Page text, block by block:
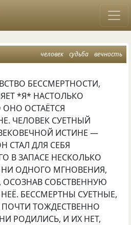
человек судьба вечность
БЕССМЕРТНОСТИ,
*Я* НАСТОЛЬКО
ОСТАЁТСЯ
ЧЕЛОВЕК СУЕТНЫЙ
ИСТИНЕ —
СТАЛ ДЛЯ СЕБЯ
В ЗАПАСЕ НЕСКОЛЬКО
НИ ОДНОГО МГНОВЕНИЯ,
ОСОЗНАВ СОБСТВЕННУЮ
БЕССМЕРТНЫ СУЕТНЫЕ,
ТОЖДЕСТВЕННО
РОДИЛИСЬ, И ИХ НЕТ,